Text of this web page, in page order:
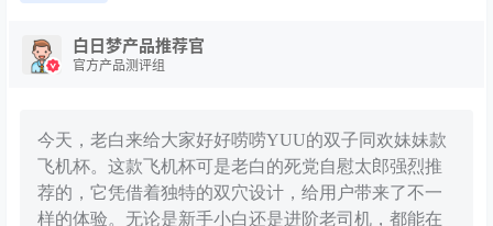
白日梦产品推荐官
官方产品测评组
今天，老白来给大家好好唠唠YUU的双子同欢妹妹款
飞机杯。这款飞机杯可是老白的死党自慰太郎强烈推
荐的，它凭借着独特的双穴设计，给用户带来了不一
样的体验。无论是新手小白还是进阶老司机，都能在